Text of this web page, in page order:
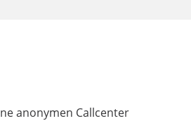
anonymen Callcenter